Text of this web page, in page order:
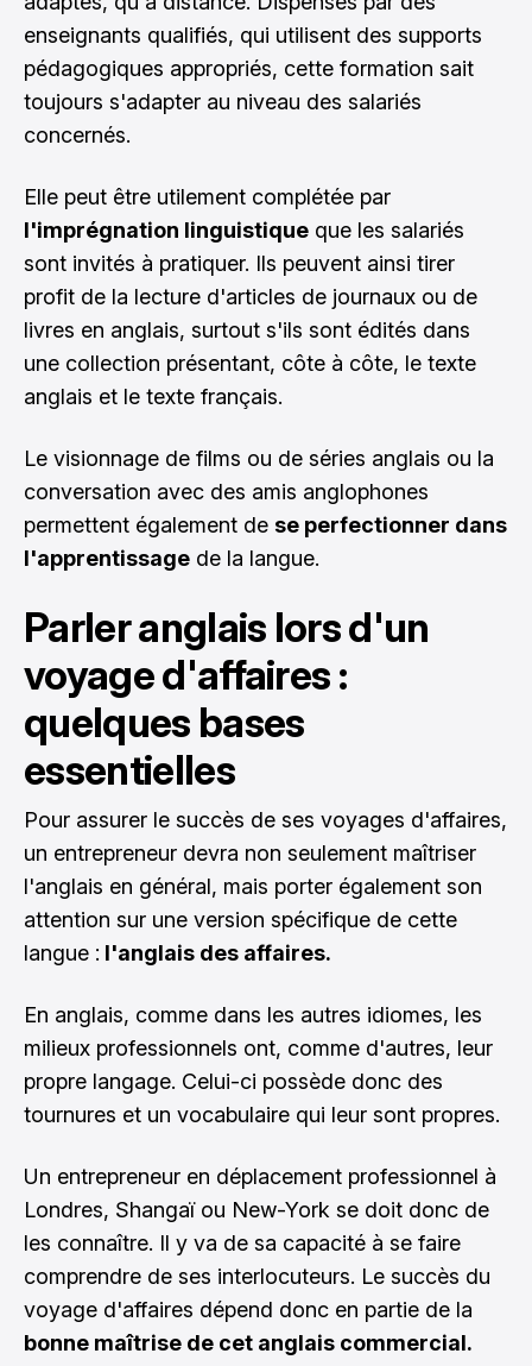
enseignants qualifiés, qui utilisent des supports
pédagogiques appropriés, cette formation sait
toujours s'adapter au niveau des salariés
concernés.
Elle peut être utilement complétée par
l'imprégnation linguistique que les salariés
sont invités à pratiquer. Ils peuvent ainsi tirer
profit de la lecture d'articles de journaux ou de
livres en anglais, surtout s'ils sont édités dans
une collection présentant, côte à côte, le texte
anglais et le texte français.
Le visionnage de films ou de séries anglais ou la
conversation avec des amis anglophones
permettent également de se perfectionner dans
l'apprentissage de la langue.
Parler anglais lors d'un
voyage d'affaires :
quelques bases
essentielles
Pour assurer le succès de ses voyages d'affaires,
un entrepreneur devra non seulement maîtriser
l'anglais en général, mais porter également son
attention sur une version spécifique de cette
langue : l'anglais des affaires.
En anglais, comme dans les autres idiomes, les
milieux professionnels ont, comme d'autres, leur
propre langage. Celui-ci possède donc des
tournures et un vocabulaire qui leur sont propres.
Un entrepreneur en déplacement professionnel à
Londres, Shangaï ou New-York se doit donc de
les connaître. Il y va de sa capacité à se faire
comprendre de ses interlocuteurs. Le succès du
voyage d'affaires dépend donc en partie de la
bonne maîtrise de cet anglais commercial.